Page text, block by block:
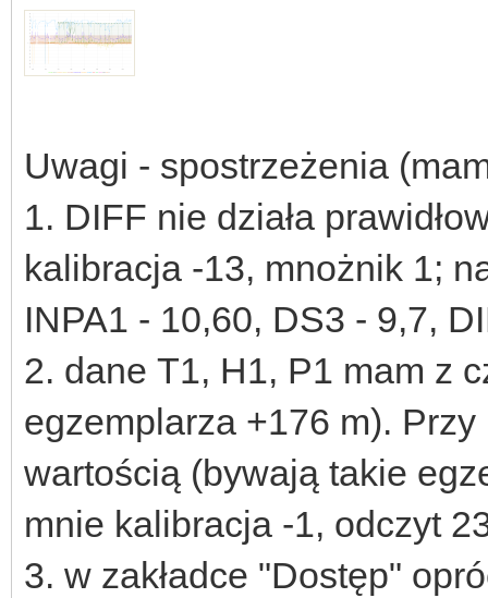
Uwagi - spostrzeżenia
1. DIFF nie działa
kalibracja -13, mnożnik 1;
INPA1 - 10,60, DS3 - 9,7,
2. dane T1, H1, P1 mam z
egzemplarza +176 m).
wartością (bywają takie
mnie kalibracja -1, odczyt
3. w zakładce "Dostęp"